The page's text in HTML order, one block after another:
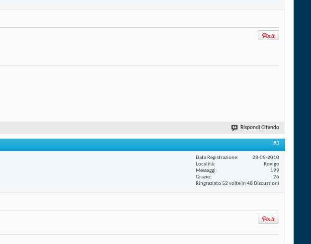
Rispondi Citando
#3
Data Registrazione
28-05-2010
Località
Rovigo
Messaggi
199
Grazie
26
Ringraziato 52 volte in 48 Discussioni